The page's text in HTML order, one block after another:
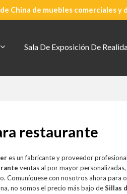
China de muebles comerciales
Sala De Exposición De
restaurante
es un fabricante y proveedor
ventas al por mayor
Comuníquese con nosotros ahora para
no somos el precio más bajo deSillas